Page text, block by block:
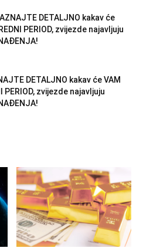
DETALJNO kakav će
PERIOD, zvijezde najavljuju
DETALJNO kakav će VAM
PERIOD, zvijezde najavljuju